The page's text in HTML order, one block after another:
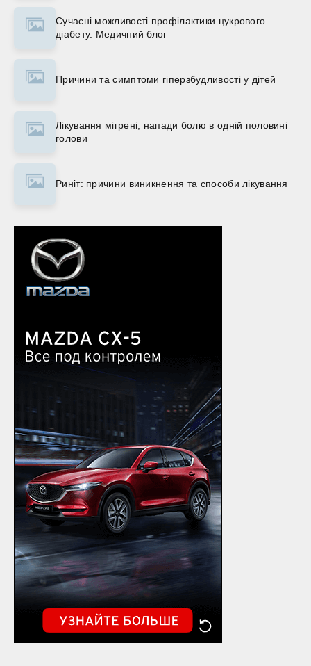
Сучасні можливості профілактики цукрового
діабету. Медичний блог
Причини та симптоми гіперзбудливості у дітей
Лікування мігрені, напади болю в одній половині
голови
Риніт: причини виникнення та способи лікування